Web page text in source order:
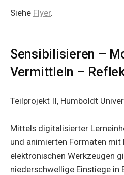
Siehe Flyer.
Sensibilisieren –
Vermittleln –
Teilprojekt II, Humboldt
Mittels digitalisierter
und animierten Formaten mit
elektronischen Werkzeugen
niederschwellige Einstiege in